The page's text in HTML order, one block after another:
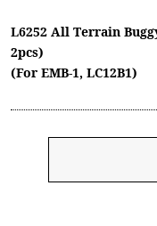
L6252 All Terrain
2pcs)
(For EMB-1, LC12B1)